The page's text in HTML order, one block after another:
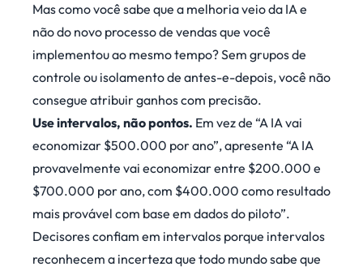
Mas como você sabe que a melhoria veio da IA e
não do novo processo de vendas que você
implementou ao mesmo tempo? Sem grupos de
controle ou isolamento de antes-e-depois, você não
consegue atribuir ganhos com precisão.
Use intervalos, não pontos. Em vez de “A IA vai
economizar $500.000 por ano”, apresente “A IA
provavelmente vai economizar entre $200.000 e
$700.000 por ano, com $400.000 como resultado
mais provável com base em dados do piloto”.
Decisores confiam em intervalos porque intervalos
reconhecem a incerteza que todo mundo sabe que